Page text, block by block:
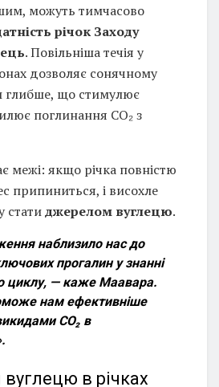
можуть тимчасово
річок Заходу
. Повільніша течія у
дозволяє сонячному
глибше, що стимулює
поглинання CO₂ з
межі: якщо річка повністю
припиниться, і висохле
статиджерелом вуглецю.
наблизило нас до
прогалин у знанні
циклу, — каже Маавара.
нам ефективніше
CO₂ в
вуглецю в річках